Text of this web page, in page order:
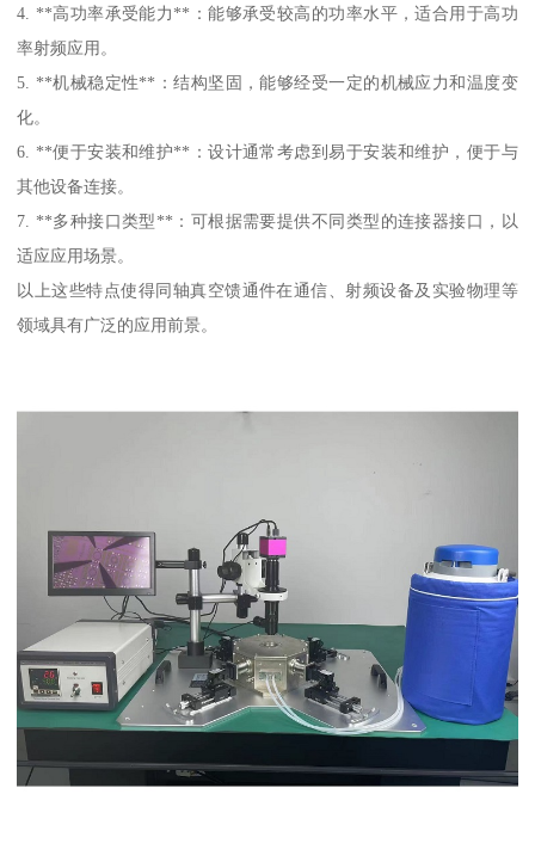
4. **高功率承受能力**：能够承受较高的功率水平，适合用于高功
率射频应用。
5. **机械稳定性**：结构坚固，能够经受一定的机械应力和温度变
化。
6. **便于安装和维护**：设计通常考虑到易于安装和维护，便于与
其他设备连接。
7. **多种接口类型**：可根据需要提供不同类型的连接器接口，以
适应应用场景。
以上这些特点使得同轴真空馈通件在通信、射频设备及实验物理等
领域具有广泛的应用前景。